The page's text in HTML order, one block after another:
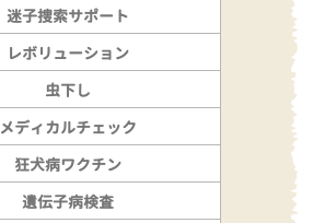
迷子捜索サポート
レボリューション
虫下し
メディカルチェック
狂犬病ワクチン
遺伝子病検査